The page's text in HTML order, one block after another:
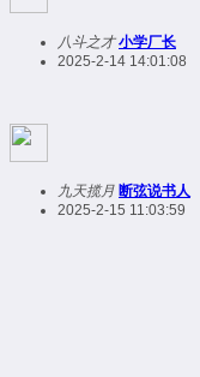
八斗之才 小学厂长
2025-2-14 14:01:08
九天揽月 断弦说书人
2025-2-15 11:03:59